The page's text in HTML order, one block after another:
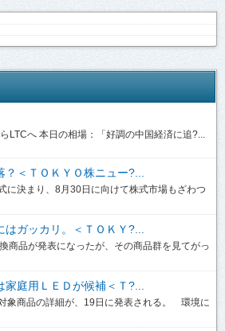
へ 本日の相場：「好調の中国経済に追?...
＜ＴＯＫＹＯ株ニュー?...
に決まり、8月30日に向けて株式市場もざわつ
ガッカリ。＜ＴＯＫＹ?...
商品が発表になったが、その商品群を見てがっ
庭用ＬＥＤが候補＜Ｔ?...
象商品の詳細が、19日に発表される。 環境に